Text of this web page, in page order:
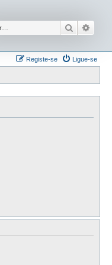
Pesquisar
Ligue-se
Registe-se